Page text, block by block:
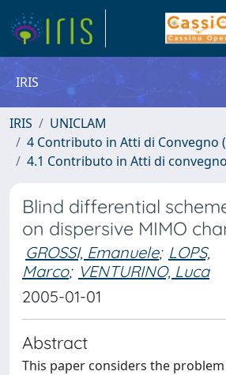
IRIS
IRIS
UNICLAM
4 Contributo in Atti di Convegno
4.1 Contributo in Atti di convegno
Blind differential
on dispersive MIMO
GROSSI, Emanuele; LOPS,
Marco; VENTURINO, Luca
2005-01-01
Abstract
This paper considers the